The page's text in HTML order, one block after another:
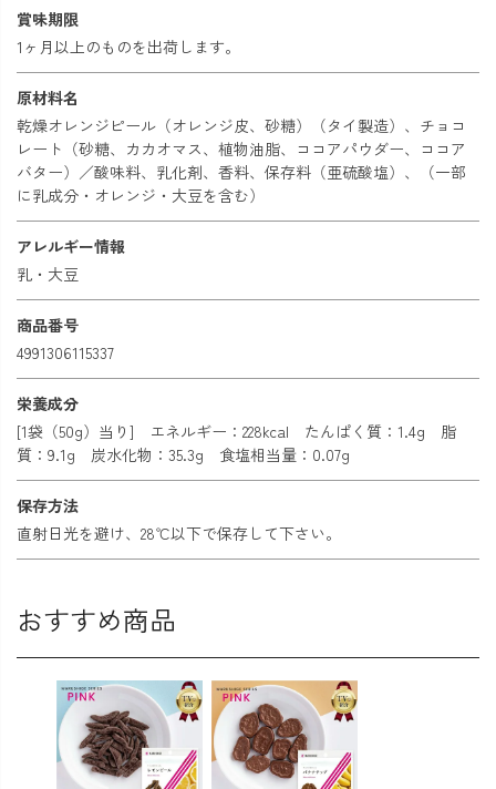
賞味期限
1ヶ月以上のものを出荷します。
原材料名
乾燥オレンジピール（オレンジ皮、砂糖）（タイ製造）、チョコ
レート（砂糖、カカオマス、植物油脂、ココアパウダー、ココア
バター）／酸味料、乳化剤、香料、保存料（亜硫酸塩）、（一部
に乳成分・オレンジ・大豆を含む）
アレルギー情報
乳・大豆
商品番号
4991306115337
栄養成分
[1袋（50g）当り] エネルギー：228kcal たんぱく質：1.4g 脂
質：9.1g 炭水化物：35.3g 食塩相当量：0.07g
保存方法
直射日光を避け、28℃以下で保存して下さい。
おすすめ商品